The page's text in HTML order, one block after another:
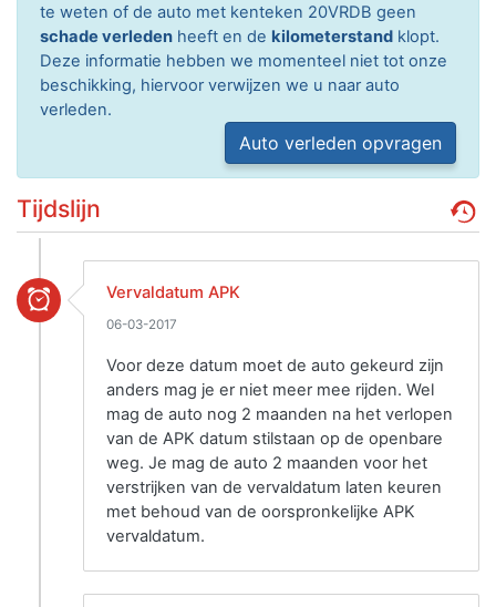
te weten of de auto met kenteken 20VRDB geen
schade verleden heeft en de kilometerstand klopt.
Deze informatie hebben we momenteel niet tot onze
beschikking, hiervoor verwijzen we u naar auto
verleden.
Auto verleden opvragen
Tijdslijn
Vervaldatum APK
06-03-2017
Voor deze datum moet de auto gekeurd zijn
anders mag je er niet meer mee rijden. Wel
mag de auto nog 2 maanden na het verlopen
van de APK datum stilstaan op de openbare
weg. Je mag de auto 2 maanden voor het
verstrijken van de vervaldatum laten keuren
met behoud van de oorspronkelijke APK
vervaldatum.